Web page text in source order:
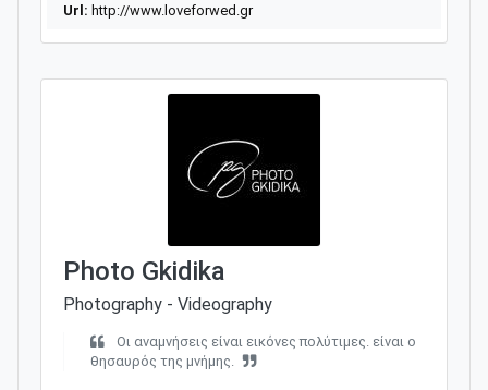
Url: http://www.loveforwed.gr
Photo Gkidika
Photography - Videography
Oι αναμνήσεις είναι εικόνες πολύτιμες. είναι ο
θησαυρός της μνήμης.